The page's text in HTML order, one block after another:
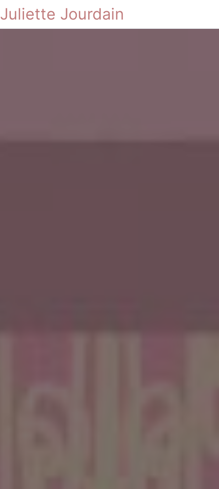
Juliette Jourdain